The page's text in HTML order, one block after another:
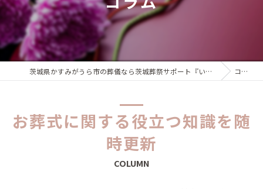
茨城県かすみがうら市の葬儀なら茨城葬祭サポート『いばサポのお葬式』 コラム
お葬式に関する役立つ知識を随
時更新
COLUMN